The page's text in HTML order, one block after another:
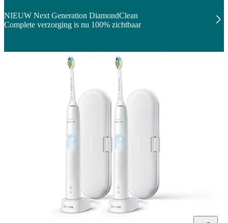
NIEUW Next Generation DiamondClean
Complete verzorging is nu 100% zichtbaar